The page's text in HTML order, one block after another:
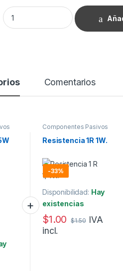
Resistencia 1R 2W cerámica.
Comentarios
Componentes Pasivos
Resistencia 1R 1W.
-33%
Disponibilidad: Hay
existencias
$1.00 $1.50 IVA
incl.